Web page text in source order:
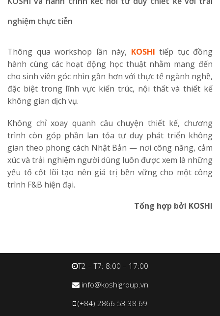
nghiệm thực tiễn
Thông qua workshop lần này, KOSHI tiếp tục đồng
hành cùng các hoạt động học thuật nhằm mang đến
cho sinh viên góc nhìn gần hơn với thực tế ngành nghề,
đặc biệt trong lĩnh vực kiến trúc, nội thất và thiết kế
không gian dịch vụ.
Không chỉ xoay quanh câu chuyện thiết kế, chương
trình còn góp phần lan tỏa tư duy phát triển không
gian theo phong cách Nhật Bản — nơi công năng, cảm
xúc và trải nghiệm người dùng luôn được xem là những
yếu tố cốt lõi tạo nên giá trị bền vững cho một công
trình F&B hiện đại.
Tổng hợp bởi KOSHI
T2 – T7: 8:00 – 17:00
info@koshigroup.vn
(+84) 2866 53 38 69